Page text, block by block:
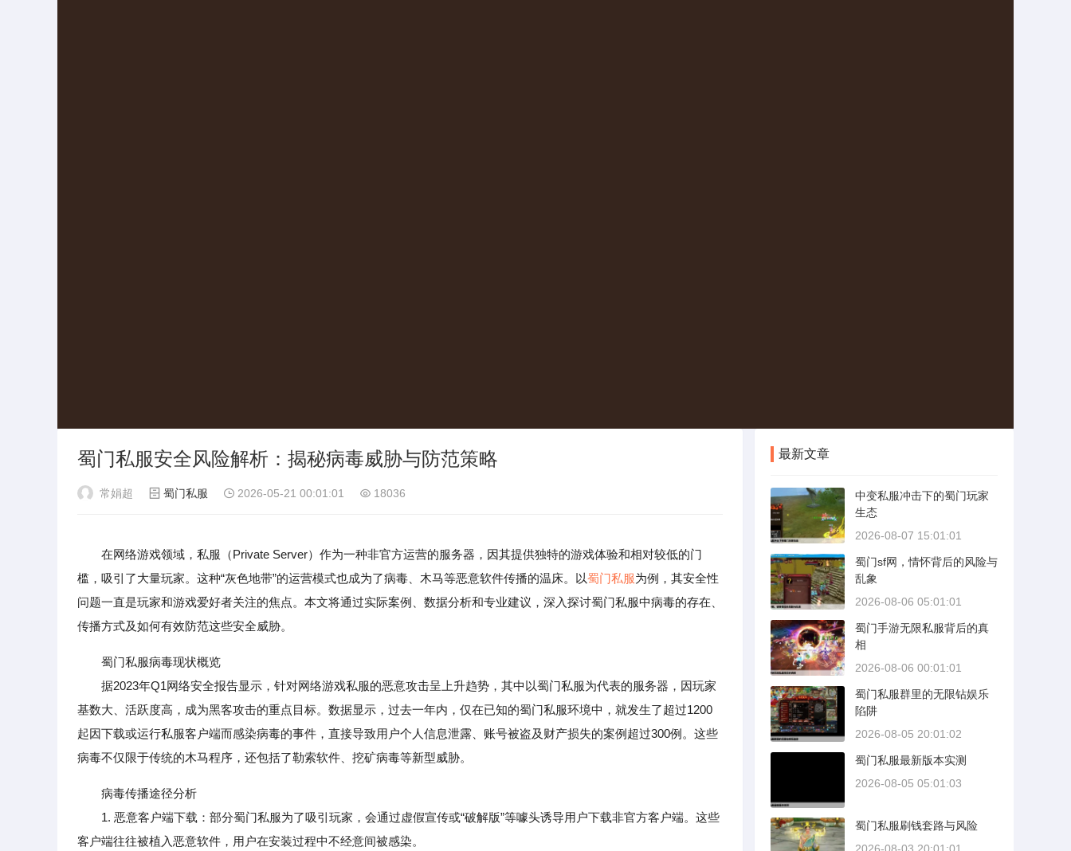
蜀门私服安全风险解析：揭秘病毒威胁与防范策略
常娟超 蜀门私服 2026-05-21 00:01:01 18036
在网络游戏领域，私服（Private Server）作为一种非官方运营的服务器，因其提供独特的游戏体验和相对较低的门
槛，吸引了大量玩家。这种“灰色地带”的运营模式也成为了病毒、木马等恶意软件传播的温床。以蜀门私服为例，其安全性
问题一直是玩家和游戏爱好者关注的焦点。本文将通过实际案例、数据分析和专业建议，深入探讨蜀门私服中病毒的存在、
传播方式及如何有效防范这些安全威胁。
蜀门私服病毒现状概览
据2023年Q1网络安全报告显示，针对网络游戏私服的恶意攻击呈上升趋势，其中以蜀门私服为代表的服务器，因玩家
基数大、活跃度高，成为黑客攻击的重点目标。数据显示，过去一年内，仅在已知的蜀门私服环境中，就发生了超过1200
起因下载或运行私服客户端而感染病毒的事件，直接导致用户个人信息泄露、账号被盗及财产损失的案例超过300例。这些
病毒不仅限于传统的木马程序，还包括了勒索软件、挖矿病毒等新型威胁。
病毒传播途径分析
1. 恶意客户端下载：部分蜀门私服为了吸引玩家，会通过虚假宣传或“破解版”等噱头诱导用户下载非官方客户端。这些
客户端往往被植入恶意软件，用户在安装过程中不经意间被感染。
最新文章
中变私服冲击下的蜀门玩家
生态
2026-08-07 15:01:01
蜀门sf网，情怀背后的风险与
乱象
2026-08-06 05:01:01
蜀门手游无限私服背后的真
相
2026-08-06 00:01:01
蜀门私服群里的无限钻娱乐
陷阱
2026-08-05 20:01:02
蜀门私服最新版本实测
2026-08-05 05:01:03
蜀门私服刷钱套路与风险